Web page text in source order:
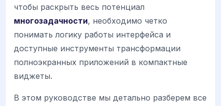
чтобы раскрыть весь потенциал
многозадачности, необходимо четко
понимать логику работы интерфейса и
доступные инструменты трансформации
полноэкранных приложений в компактные
виджеты.
В этом руководстве мы детально разберем все